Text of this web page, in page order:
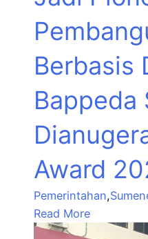
Berbasis
Bappeda
Award
Pemerintahan,
Read More